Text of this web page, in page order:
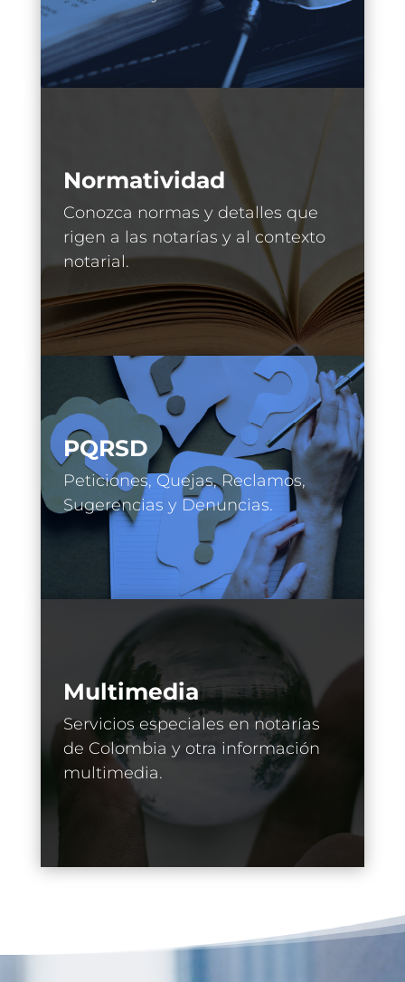
Normatividad
Conozca normas y detalles que
rigen a las notarías y al contexto
notarial.
PQRSD
Peticiones, Quejas, Reclamos,
Sugerencias y Denuncias.
Multimedia
Servicios especiales en notarías
de Colombia y otra información
multimedia.